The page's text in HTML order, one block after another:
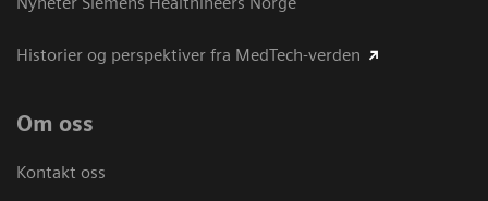
Historier og perspektiver fra MedTech-verden
Om oss
Kontakt oss